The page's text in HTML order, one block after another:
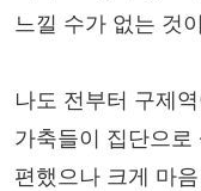
느낄 수가 없는 것
나도 전부터 구제
가축들이 집단으로
편했으나 크게 마